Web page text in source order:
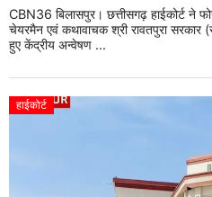
CBN36 बिलासपुर। छत्तीसगढ़ हाईकोर्ट ने
चेयरमैन एवं कथावाचक श्री रावतपुरा सरकार
हुए केंद्रीय अन्वेषण ...
हाईकोर्ट